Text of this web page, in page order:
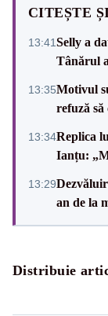
CITEȘTE
13:41Selly a
Tânărul
13:35Motivul
refuză să
13:34Replica
Ianțu:
13:29
an de la
Distribuie